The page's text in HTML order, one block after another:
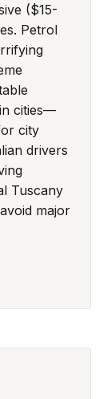
($15-
Petrol
cities—
city
drivers
Tuscany
major